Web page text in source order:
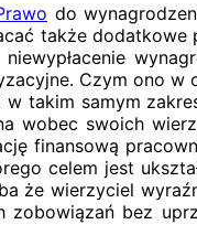
do
także
Czym ono
takim samym
wobec swoich
finansową
celem jest
że wierzyciel
bez